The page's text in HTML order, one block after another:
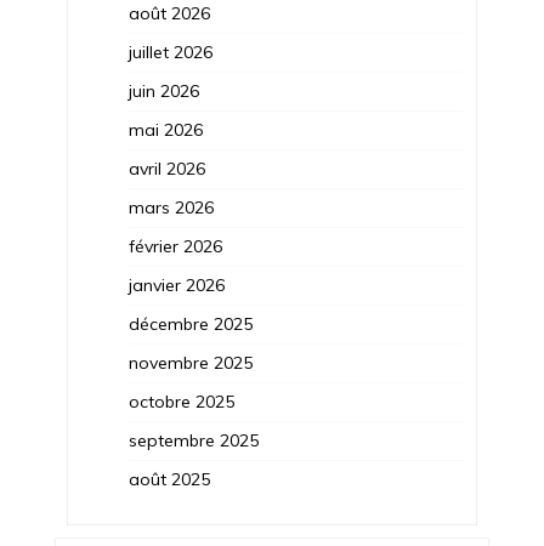
août 2026
juillet 2026
juin 2026
mai 2026
avril 2026
mars 2026
février 2026
janvier 2026
décembre 2025
novembre 2025
octobre 2025
septembre 2025
août 2025